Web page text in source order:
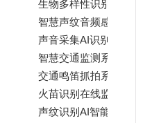
生物多样性识别系统
智慧声纹音频感知终端
声音采集AI识别系统
智慧交通监测系统
交通鸣笛抓拍系统
火苗识别在线监测
声纹识别AI智能模块